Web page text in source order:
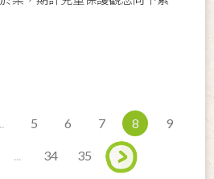
5 6 7 8 9
34 35